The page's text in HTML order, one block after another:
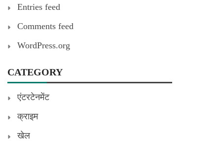
Entries feed
Comments feed
WordPress.org
CATEGORY
एंटरटेनमेंट
क्राइम
खेल